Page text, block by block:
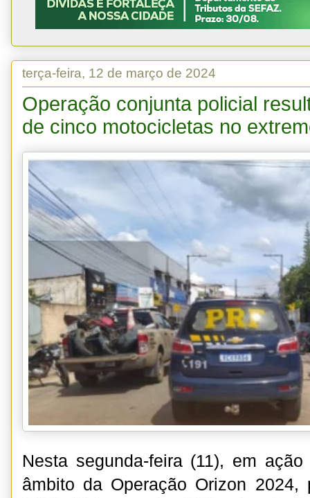
terça-feira, 12 de março de 2024
Operação conjunta policial
de cinco motocicletas no
Nesta segunda-feira (11), em
âmbito da Operação Orizon 2024,